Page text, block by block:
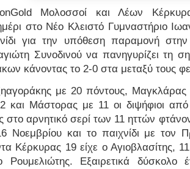
Μολοσσοί και Λέων
στο Νέο Κλειστό Γυμναστήριο
για την υπόθεση παραμονή
Συνοδινού να πανηγυρίζει τη
κάνοντας το 2-0 στα μεταξύ τους
με 20 πόντους,
και Μάστορας με 11 οι διψήφιοι από
στο αρνητικό σερί των 11 ηττών
Νοεμβρίου και το παιχνίδι με τον
Κέρκυρας 19 είχε ο Αγιοβλασίτης,
Ρουμελιώτης. Εξαιρετικά δύσκολο